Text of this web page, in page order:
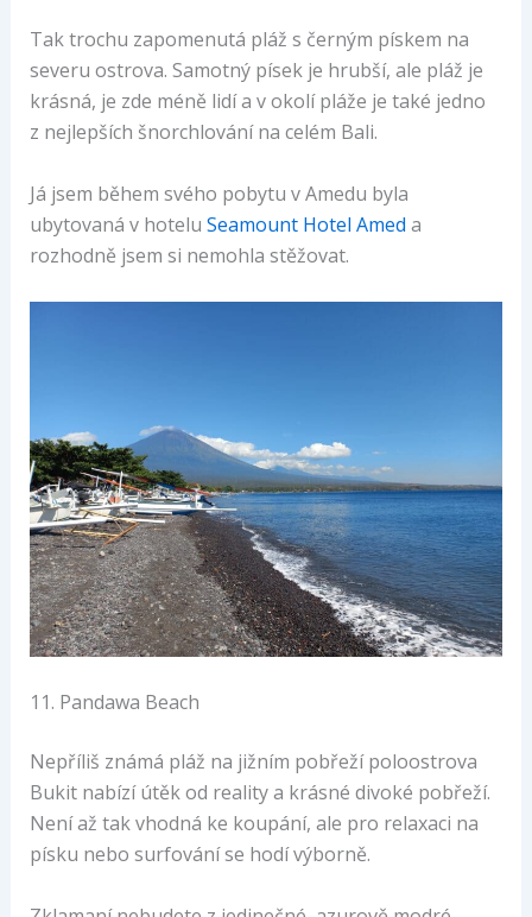
Tak trochu zapomenutá pláž s černým pískem na
severu ostrova. Samotný písek je hrubší, ale pláž je
krásná, je zde méně lidí a v okolí pláže je také jedno
z nejlepších šnorchlování na celém Bali.
Já jsem během svého pobytu v Amedu byla
ubytovaná v hotelu Seamount Hotel Amed a
rozhodně jsem si nemohla stěžovat.
11. Pandawa Beach
Nepříliš známá pláž na jižním pobřeží poloostrova
Bukit nabízí útěk od reality a krásné divoké pobřeží.
Není až tak vhodná ke koupání, ale pro relaxaci na
písku nebo surfování se hodí výborně.